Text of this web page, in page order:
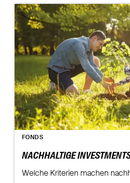
FONDS
NACHHALTIGE
Welche Kriterien machen